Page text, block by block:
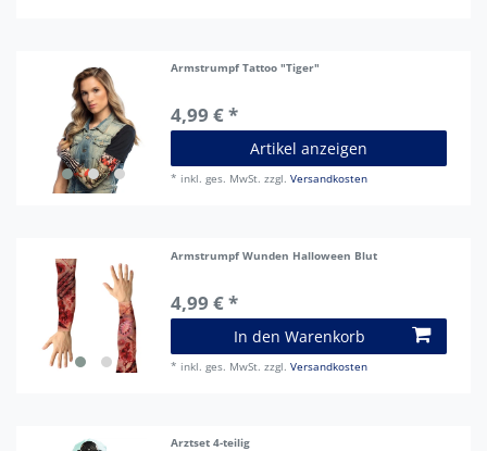
Armstrumpf Tattoo "Tiger"
4,99 € *
Artikel anzeigen
* inkl. ges. MwSt. zzgl.Versandkosten
Armstrumpf Wunden Halloween Blut
4,99 € *
In den Warenkorb
* inkl. ges. MwSt. zzgl.Versandkosten
Arztset 4-teilig